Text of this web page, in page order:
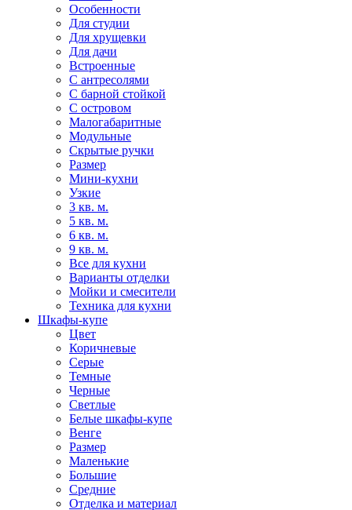
Особенности
Для студии
Для хрущевки
Для дачи
Встроенные
С антресолями
С барной стойкой
С островом
Малогабаритные
Модульные
Скрытые ручки
Размер
Мини-кухни
Узкие
3 кв. м.
5 кв. м.
6 кв. м.
9 кв. м.
Все для кухни
Варианты отделки
Мойки и смесители
Техника для кухни
Шкафы-купе
Цвет
Коричневые
Серые
Темные
Черные
Светлые
Белые шкафы-купе
Венге
Размер
Маленькие
Большие
Средние
Отделка и материал